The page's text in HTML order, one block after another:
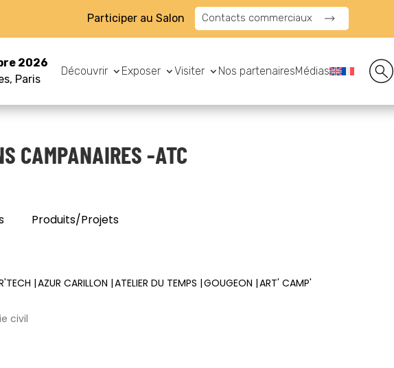
Participer au Salon Contacts commerciaux
2026
Paris
Découvrir Exposer Visiter Nos partenairesMédias
CAMPANAIRES -ATC
Produits/Projets
AZUR CARILLON ATELIER DU TEMPS GOUGEON ART' CAMP'
civil